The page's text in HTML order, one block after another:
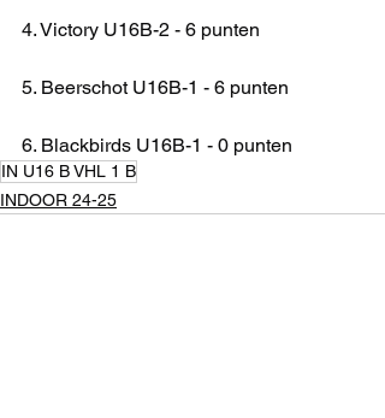
4. Victory U16B-2 - 6 punten
5. Beerschot U16B-1 - 6 punten
6. Blackbirds U16B-1 - 0 punten
IN U16 B VHL 1 B
INDOOR 24-25